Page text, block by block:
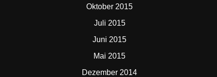
Oktober 2015
Juli 2015
Juni 2015
Mai 2015
Dezember 2014